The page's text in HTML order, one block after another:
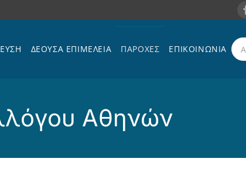
ΔΕΟΥΣΑ ΕΠΙΜΕΛΕΙΑ ΠΑΡΟΧΈΣ
ΕΠΙΚΟΙΝΩΝΊΑ
Αθηνών